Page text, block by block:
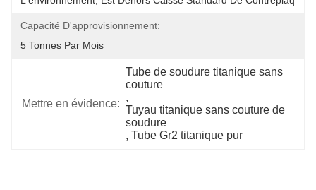
Capacité D'approvisionnement:
5 Tonnes Par Mois
Mettre en évidence:
Tube de soudure titanique sans
couture
,
Tuyau titanique sans couture de
soudure
, Tube Gr2 titanique pur